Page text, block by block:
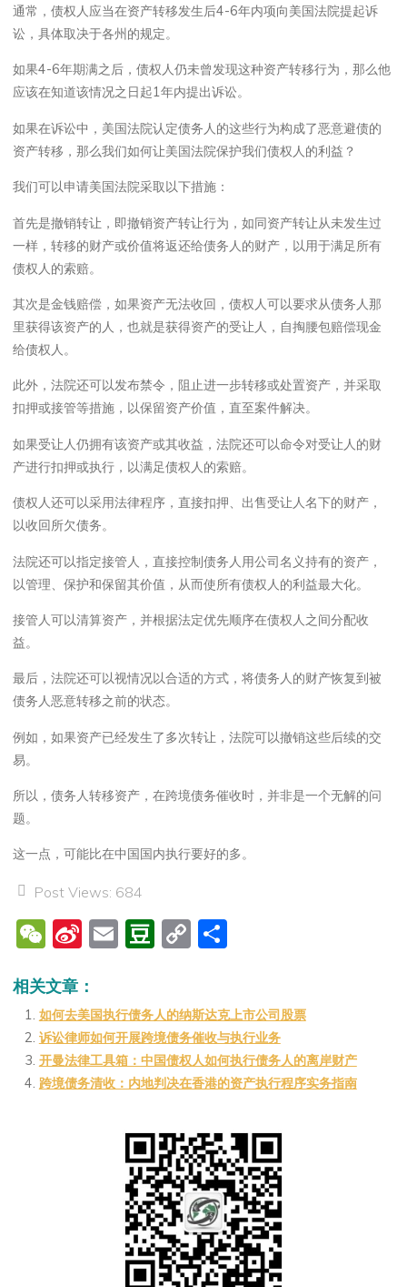
通常，债权人应当在资产转移发生后4-6年内项向美国法院提起诉
讼，具体取决于各州的规定。
如果4-6年期满之后，债权人仍未曾发现这种资产转移行为，那么他
应该在知道该情况之日起1年内提出诉讼。
如果在诉讼中，美国法院认定债务人的这些行为构成了恶意避债的
资产转移，那么我们如何让美国法院保护我们债权人的利益？
我们可以申请美国法院采取以下措施：
首先是撤销转让，即撤销资产转让行为，如同资产转让从未发生过
一样，转移的财产或价值将返还给债务人的财产，以用于满足所有
债权人的索赔。
其次是金钱赔偿，如果资产无法收回，债权人可以要求从债务人那
里获得该资产的人，也就是获得资产的受让人，自掏腰包赔偿现金
给债权人。
此外，法院还可以发布禁令，阻止进一步转移或处置资产，并采取
扣押或接管等措施，以保留资产价值，直至案件解决。
如果受让人仍拥有该资产或其收益，法院还可以命令对受让人的财
产进行扣押或执行，以满足债权人的索赔。
债权人还可以采用法律程序，直接扣押、出售受让人名下的财产，
以收回所欠债务。
法院还可以指定接管人，直接控制债务人用公司名义持有的资产，
以管理、保护和保留其价值，从而使所有债权人的利益最大化。
接管人可以清算资产，并根据法定优先顺序在债权人之间分配收
益。
最后，法院还可以视情况以合适的方式，将债务人的财产恢复到被
债务人恶意转移之前的状态。
例如，如果资产已经发生了多次转让，法院可以撤销这些后续的交
易。
所以，债务人转移资产，在跨境债务催收时，并非是一个无解的问
题。
这一点，可能比在中国国内执行要好的多。
Post Views: 684
W
C
h
at
Si
a
W
ei
b
E
l
D
b
a
n
C
y
Li
n
相关文章：
如何去美国执行债务人的纳斯达克上市公司股票
诉讼律师如何开展跨境债务催收与执行业务
开曼法律工具箱：中国债权人如何执行债务人的离岸财产
跨境债务清收：内地判决在香港的资产执行程序实务指南